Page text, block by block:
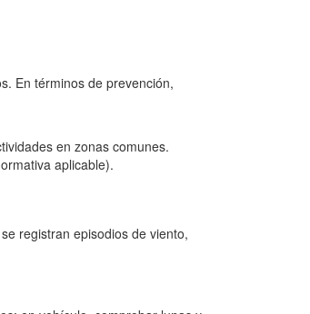
En términos de prevención,
en zonas comunes.
aplicable).
registran episodios de viento,